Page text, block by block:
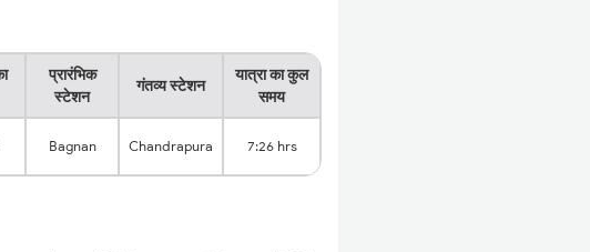
प्रारंभिक
स्टेशन
गंतव्य स्टेशन
यात्रा का कुल
समय
Bagnan Chandrapura 7:26 hrs